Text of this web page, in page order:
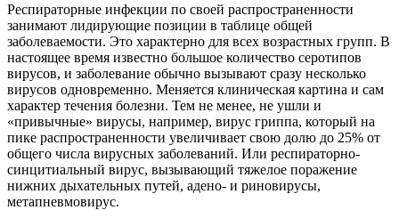
Респираторные инфекции по своей распространенности
занимают лидирующие позиции в таблице общей
заболеваемости. Это характерно для всех возрастных групп. В
настоящее время известно большое количество серотипов
вирусов, и заболевание обычно вызывают сразу несколько
вирусов одновременно. Меняется клиническая картина и сам
характер течения болезни. Тем не менее, не ушли и
«привычные» вирусы, например, вирус гриппа, который на
пике распространенности увеличивает свою долю до 25% от
общего числа вирусных заболеваний. Или респираторно-
синцитиальный вирус, вызывающий тяжелое поражение
нижних дыхательных путей, адено- и риновирусы,
метапневмовирус.